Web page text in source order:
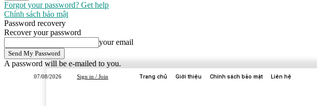
Forgot your password? Get help
Chính sách bảo mật
Password recovery
Recover your password
your email
A password will be e-mailed to you.
07/08/2026 Sign in / Join Trang chủ Giới thiệu Chính sách bảo mật Liên hệ